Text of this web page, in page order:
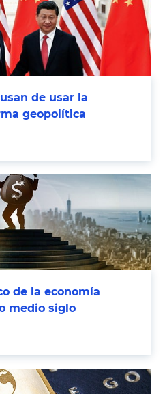
de usar la
geopolítica
de la economía
medio siglo